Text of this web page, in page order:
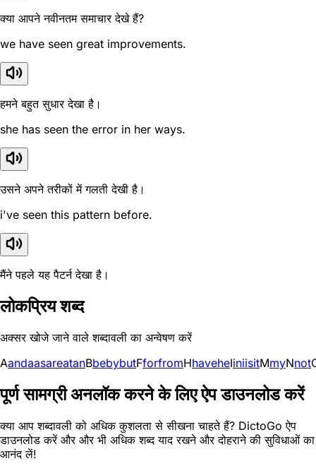
क्या आपने नवीनतम समाचार देखे हैं?
we have seen great improvements.
हमने बहुत सुधार देखा है।
she has seen the error in her ways.
उसने अपने तरीकों में गलती देखी है।
i've seen this pattern before.
मैंने पहले यह पैटर्न देखा है।
लोकप्रिय शब्द
अक्सर खोजे जाने वाले शब्दावली का अन्वेषण करें
AandaasareatanBbebybutFforfromHhaveheIiniisitMmyNnot
पूर्ण सामग्री अनलॉक करने के लिए ऐप डाउनलोड करें
क्या आप शब्दावली को अधिक कुशलता से सीखना चाहते हैं? DictoGo ऐप
डाउनलोड करें और और भी अधिक शब्द याद रखने और दोहराने की सुविधाओं का
आनंद लें!